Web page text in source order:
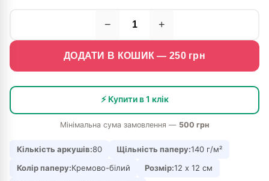
− +
ДОДАТИ В КОШИК — 250грн
⚡ Купити в 1 клік
Мінімальна сума замовлення — 500 грн
Кількість аркушів:80 Щільність паперу:140 г/м²
Колір паперу:Кремово-білий Розмір:12 х 12 см